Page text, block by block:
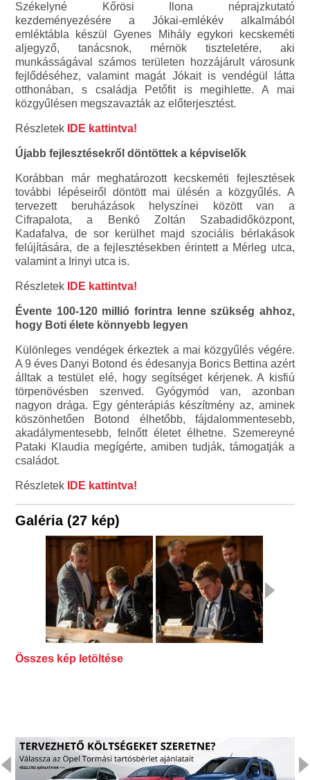
Székelyné Kőrösi Ilona néprajzkutató
kezdeményezésére a Jókai-emlékév alkalmából
emléktábla készül Gyenes Mihály egykori kecskeméti
aljegyző, tanácsnok, mérnök tiszteletére, aki
munkásságával számos területen hozzájárult városunk
fejlődéséhez, valamint magát Jókait is vendégül látta
otthonában, s családja Petőfit is megihlette. A mai
közgyűlésen megszavazták az előterjesztést.
Részletek IDE kattintva!
Újabb fejlesztésekről döntöttek a képviselők
Korábban már meghatározott kecskeméti fejlesztések
további lépéseiről döntött mai ülésén a közgyűlés. A
tervezett beruházások helyszínei között van a
Cifrapalota, a Benkó Zoltán Szabadidőközpont,
Kadafalva, de sor kerülhet majd szociális bérlakások
felújítására, de a fejlesztésekben érintett a Mérleg utca,
valamint a Irinyi utca is.
Részletek IDE kattintva!
Évente 100-120 millió forintra lenne szükség ahhoz,
hogy Boti élete könnyebb legyen
Különleges vendégek érkeztek a mai közgyűlés végére.
A 9 éves Danyi Botond és édesanyja Borics Bettina azért
álltak a testület elé, hogy segítséget kérjenek. A kisfiú
törpenövésben szenved. Gyógymód van, azonban
nagyon drága. Egy génterápiás készítmény az, aminek
köszönhetően Botond élhetőbb, fájdalommentesebb,
akadálymentesebb, felnőtt életet élhetne. Szemereyné
Pataki Klaudia megígérte, amiben tudják, támogatják a
családot.
Részletek IDE kattintva!
Galéria (27 kép)
Összes kép letöltése